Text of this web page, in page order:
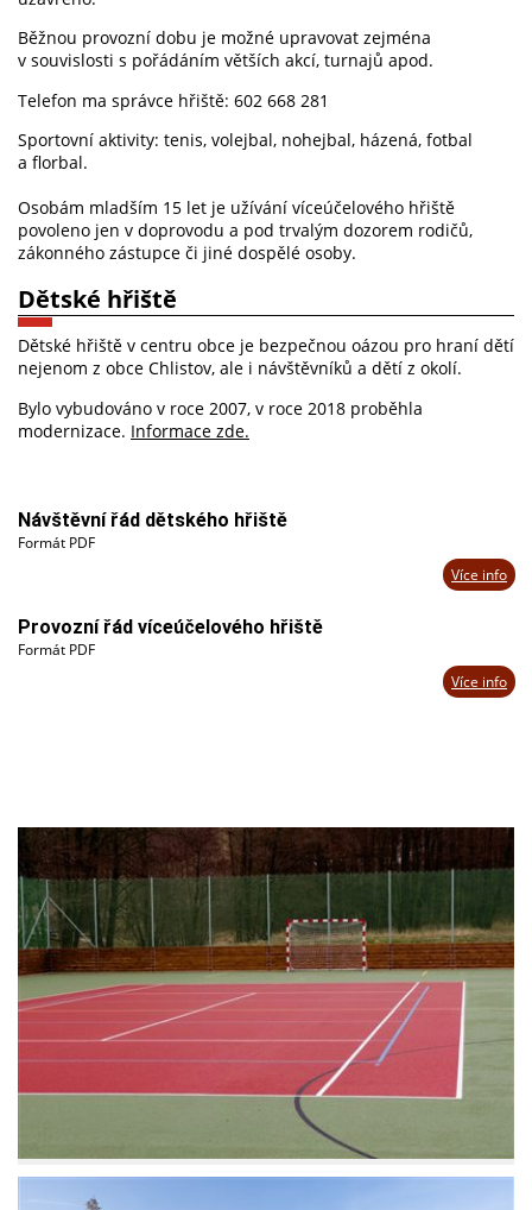
Běžnou provozní dobu je možné upravovat zejména
v souvislosti s pořádáním větších akcí, turnajů apod.
Telefon ma správce hřiště: 602 668 281
Sportovní aktivity: tenis, volejbal, nohejbal, házená, fotbal
a florbal.
Osobám mladším 15 let je užívání víceúčelového hřiště
povoleno jen v doprovodu a pod trvalým dozorem rodičů,
zákonného zástupce či jiné dospělé osoby.
Dětské hřiště
Dětské hřiště v centru obce je bezpečnou oázou pro hraní dětí
nejenom z obce Chlistov, ale i návštěvníků a dětí z okolí.
Bylo vybudováno v roce 2007, v roce 2018 proběhla
modernizace. Informace zde.
Návštěvní řád dětského hřiště
Formát PDF
Více info
Provozní řád víceúčelového hřiště
Formát PDF
Více info